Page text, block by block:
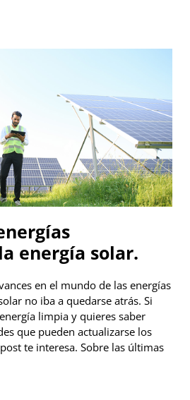
energía solar.
en el mundo de las energías
no iba a quedarse atrás. Si
limpia y quieres saber
que pueden actualizarse los
te interesa. Sobre las últimas